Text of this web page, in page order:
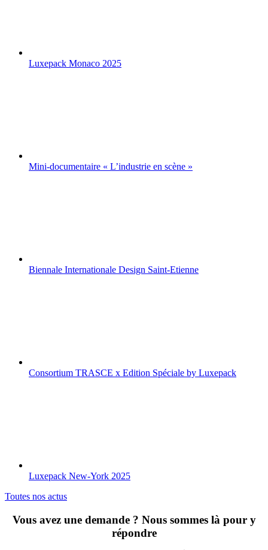
Luxepack Monaco 2025
Mini-documentaire « L’industrie en scène »
Biennale Internationale Design Saint-Etienne
Consortium TRASCE x Edition Spéciale by Luxepack
Luxepack New-York 2025
Toutes nos actus
Vous avez une demande ? Nous sommes là pour y
répondre